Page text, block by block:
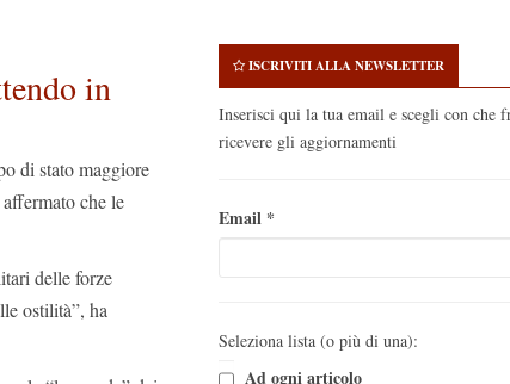
in
di stato maggiore
che le
delle forze
ostilità”, ha
ISCRIVITI ALLA NEWSLETTER
Inserisci qui la tua email e scegli con che
ricevere gli aggiornamenti
Email *
Seleziona lista (o più di una):
Ad ogni articolo